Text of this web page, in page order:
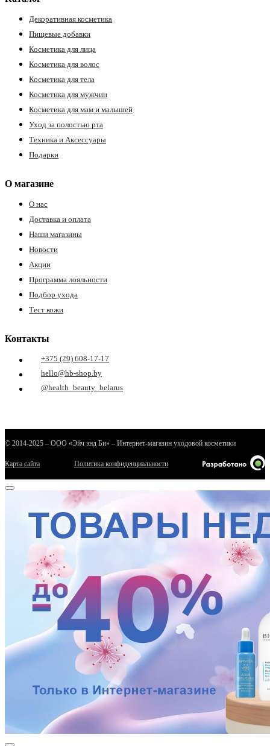
Декоративная косметика
Пищевые добавки
Косметика для лица
Косметика для волос
Косметика для тела
Косметика для мужчин
Косметика для мам и малышей
Уход за полостью рта
Техника и Аксессуары
Подарки
О магазине
О нас
Доставка и оплата
Наши магазины
Новости
Акции
Программа лояльности
Подбор ухода
Тест кожи
Контакты
+375 (29) 608-17-17
hello@hb-shop.by
@health_beauty_belarus
© 2014-2025 – ООО «Эйч энд Би» – Интернет-магазин уходовой косметики
Карта сайта Политика конфиденциальности